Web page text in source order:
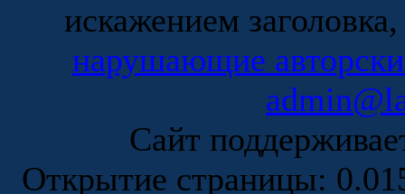
искажением
нарушающие
Сайт
Открытие страницы: